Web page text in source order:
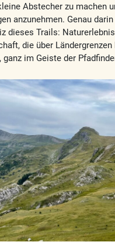
Abstecher zu machen
anzunehmen. Genau
dieses Trails:
die über Ländergrenzen
ganz im Geiste der